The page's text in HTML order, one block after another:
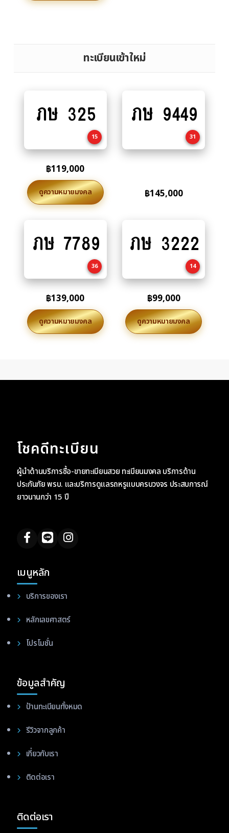
ทะเบียนเข้าใหม่
to
ภษ 325
15
฿119,000
ดูความหมายมงคล
to
ภษ 9449
31
฿145,000
to
ภษ 7789
36
฿139,000
ดูความหมายมงคล
to
ภษ 3222
14
฿99,000
ดูความหมายมงคล
โชคดีทะเบียน
ผู้นำด้านบริการซื้อ-ขายทะเบียนสวย ทะเบียนมงคล บริการด้าน
ประกันภัย พรบ. และบริการดูแลรถหรูแบบครบวงจร ประสบการณ์
ยาวนานกว่า 15 ปี
เมนูหลัก
บริการของเรา
หลักเลขศาสตร์
โปรโมชั่น
ข้อมูลสำคัญ
ป้านทะเบียนทั้งหมด
รีวิวจากลูกค้า
เกี่ยวกับเรา
ติดต่อเรา
ติดต่อเรา